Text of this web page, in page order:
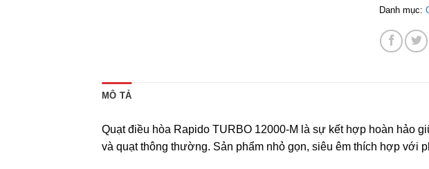
Danh mục:
MÔ TẢ
Quạt điều hòa Rapido TURBO 12000-M là sự kết hợp hoàn hảo
và quạt thông thường. Sản phẩm nhỏ gọn, siêu êm thích hợp với